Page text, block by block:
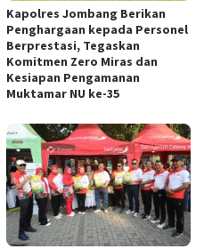
Kapolres Jombang Berikan
Penghargaan kepada Personel
Berprestasi, Tegaskan
Komitmen Zero Miras dan
Kesiapan Pengamanan
Muktamar NU ke-35